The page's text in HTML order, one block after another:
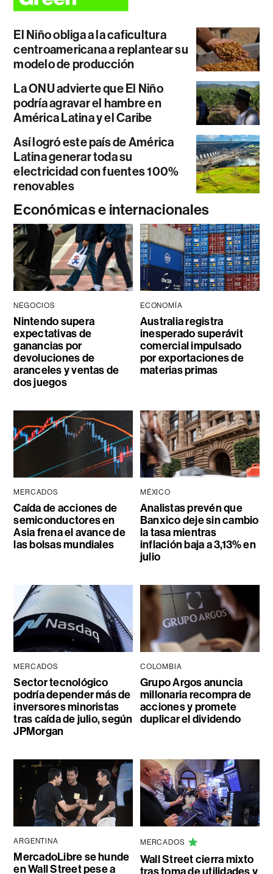
El Niño obliga a la caficultura
centroamericana a replantear su
modelo de producción
La ONU advierte que El Niño
podría agravar el hambre en
América Latina y el Caribe
Así logró este país de América
Latina generar toda su
electricidad con fuentes 100%
renovables
Económicas e internacionales
NEGOCIOS
Nintendo supera
expectativas de
ganancias por
devoluciones de
aranceles y ventas de
dos juegos
ECONOMÍA
Australia registra
inesperado superávit
comercial impulsado
por exportaciones de
materias primas
MERCADOS
Caída de acciones de
semiconductores en
Asia frena el avance de
las bolsas mundiales
MÉXICO
Analistas prevén que
Banxico deje sin cambio
la tasa mientras
inflación baja a 3,13% en
julio
MERCADOS
Sector tecnológico
podría depender más de
inversores minoristas
tras caída de julio, según
JPMorgan
COLOMBIA
Grupo Argos anuncia
millonaria recompra de
acciones y promete
duplicar el dividendo
ARGENTINA
MercadoLibre se hunde
en Wall Street pese a
MERCADOS
Wall Street cierra mixto
tras toma de utilidades y